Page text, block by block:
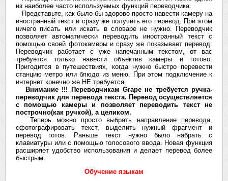
из наиболее часто используемых функций переводчика.
Представьте, как было бы здорово просто навести камеру на
иностранный текст и сразу же получить его перевод. При этом
ничего писать или искать в словаре не нужно. Переводчик
позволяет автоматически переводить иностранный текст с
помощью своей фотокамеры и сразу же показывает перевод.
Переводчик работает с уже напечанным текстом, от вас
требуется только навести объектив камеры и готово.
Пригодится в путешествиях, когда нужно быстро перевести
станцию метро или блюдо из меню. При этом подключение к
интернет конечно же НЕ требуется.
Внимание !!! Переводчикам Grape не требуется ручка-
переводчик для перевода текста. Перевод осуществляется
с помощью камеры и позволяет переводить текст не
построчно(как ручкой), а целиком.
Теперь можно просто выбрать направление перевода,
сфотографировать текст, выделить нужный фрагмент и
перевод готов. Раньше текст нужно было набрать с
клавиатуры или с помощью голосового ввода. Новая функция
расширяет удобство использования и делает перевод более
быстрым.
Обучение языкам